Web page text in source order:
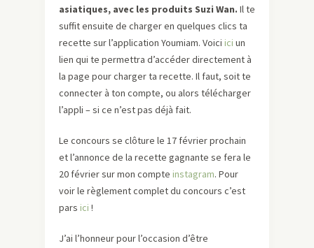
asiatiques, avec les produits Suzi Wan. Il te
suffit ensuite de charger en quelques clics ta
recette sur l’application Youmiam. Voici ici un
lien qui te permettra d’accéder directement à
la page pour charger ta recette. Il faut, soit te
connecter à ton compte, ou alors télécharger
l’appli – si ce n’est pas déjà fait.
Le concours se clôture le 17 février prochain
et l’annonce de la recette gagnante se fera le
20 février sur mon compte instagram. Pour
voir le règlement complet du concours c’est
pars ici !
J’ai l’honneur pour l’occasion d’être